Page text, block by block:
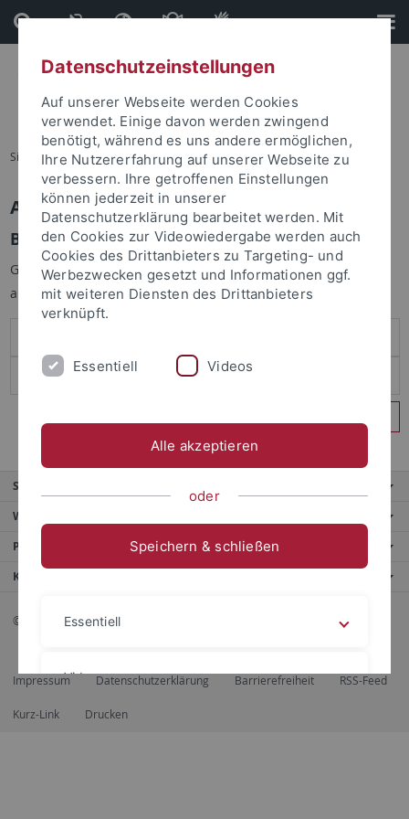
Direkt
zum
Inhalt
Direkt
zur
Fußleiste
Sie sind hier: Startseite
Anmelden
Benutzeranmeldung
Geben Sie Ihren Benutzernamen und Ihr Passwort an um sich
anzumelden:
Service
Weitere Angebote
Portale
Kontaktinfo
© 2026 Eberhard Karls Universität Tübingen, Tübingen
Impressum Datenschutzerklärung Barrierefreiheit RSS-Feed
Kurz-Link Drucken
Datenschutzeinstellungen
Auf unserer Webseite werden Cookies
verwendet. Einige davon werden zwingend
benötigt, während es uns andere ermöglichen,
Ihre Nutzererfahrung auf unserer Webseite zu
verbessern. Ihre getroffenen Einstellungen
können jederzeit in unserer
Datenschutzerklärung bearbeitet werden. Mit
den Cookies zur Videowiedergabe werden auch
Cookies des Drittanbieters zu Targeting- und
Werbezwecken gesetzt und Informationen ggf.
mit weiteren Diensten des Drittanbieters
verknüpft.
Essentiell Videos
Alle akzeptieren
oder
Speichern & schließen
Essentiell
Videos